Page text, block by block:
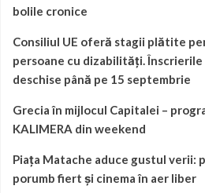
bolile cronice
Consiliul UE oferă stagii plătite
persoane cu dizabilități. Înscrierile
deschise până pe 15 septembrie
Grecia în mijlocul Capitalei –
KALIMERA din weekend
Piața Matache aduce gustul verii:
porumb fiert și cinema în aer liber